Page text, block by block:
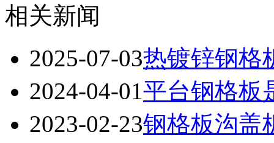
相关新闻
2025-07-03热镀锌钢格
2024-04-01平台钢格板
2023-02-23钢格板沟盖